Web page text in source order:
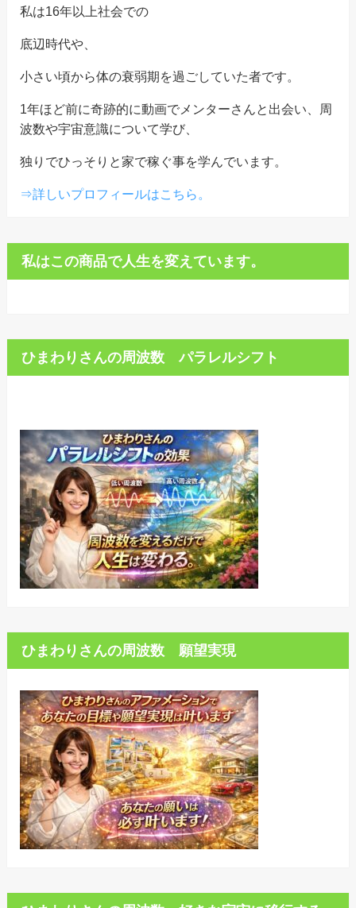
私は16年以上社会での
底辺時代や、
小さい頃から体の衰弱期を過ごしていた者です。
1年ほど前に奇跡的に動画でメンターさんと出会い、周
波数や宇宙意識について学び、
独りでひっそりと家で稼ぐ事を学んでいます。
⇒詳しいプロフィールはこちら。
私はこの商品で人生を変えています。
ひまわりさんの周波数 パラレルシフト
ひまわりさんの周波数 願望実現